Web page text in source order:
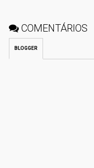
COMENTÁRIOS
BLOGGER